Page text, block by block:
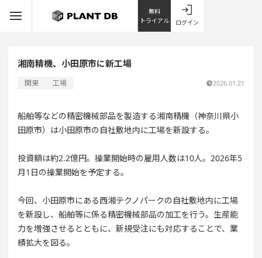
無料
トライアル
ログイン
湘南精機、小田原市に新工場
関東 工場 2026.01.21
船舶等などの精密機械部品を製造する湘南精機（神奈川県小
田原市）は小田原市の自社敷地内に工場を新設する。
投資額は約2.2億円。操業開始時の雇用人数は10人。2026年5
月1日の操業開始を予定する。
今回、小田原市にある西湘テクノパークの自社敷地内に工場
を新設し、船舶等に係る精密機械部品の加工を行う。生産能
力を増強させるとともに、新規受注にも対応することで、業
績拡大を図る。